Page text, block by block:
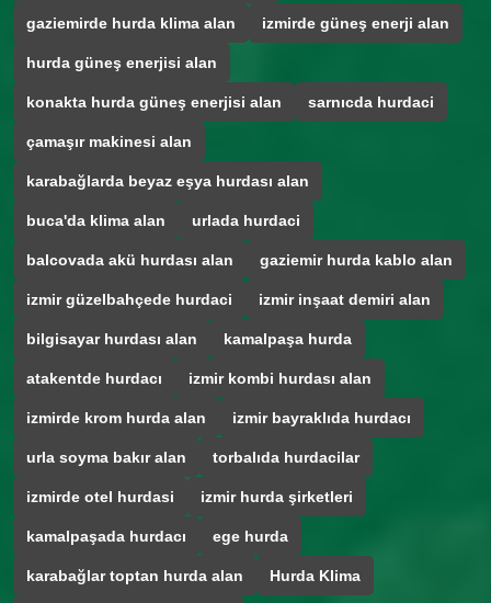
gaziemirde hurda klima alan izmirde güneş enerji alan
hurda güneş enerjisi alan
konakta hurda güneş enerjisi alan sarnıcda hurdaci
çamaşır makinesi alan
karabağlarda beyaz eşya hurdası alan
buca'da klima alan urlada hurdaci
balcovada akü hurdası alan gaziemir hurda kablo alan
izmir güzelbahçede hurdaci izmir inşaat demiri alan
bilgisayar hurdası alan kamalpaşa hurda
atakentde hurdacı izmir kombi hurdası alan
izmirde krom hurda alan izmir bayraklıda hurdacı
urla soyma bakır alan torbalıda hurdacilar
izmirde otel hurdasi izmir hurda şirketleri
kamalpaşada hurdacı ege hurda
karabağlar toptan hurda alan Hurda Klima